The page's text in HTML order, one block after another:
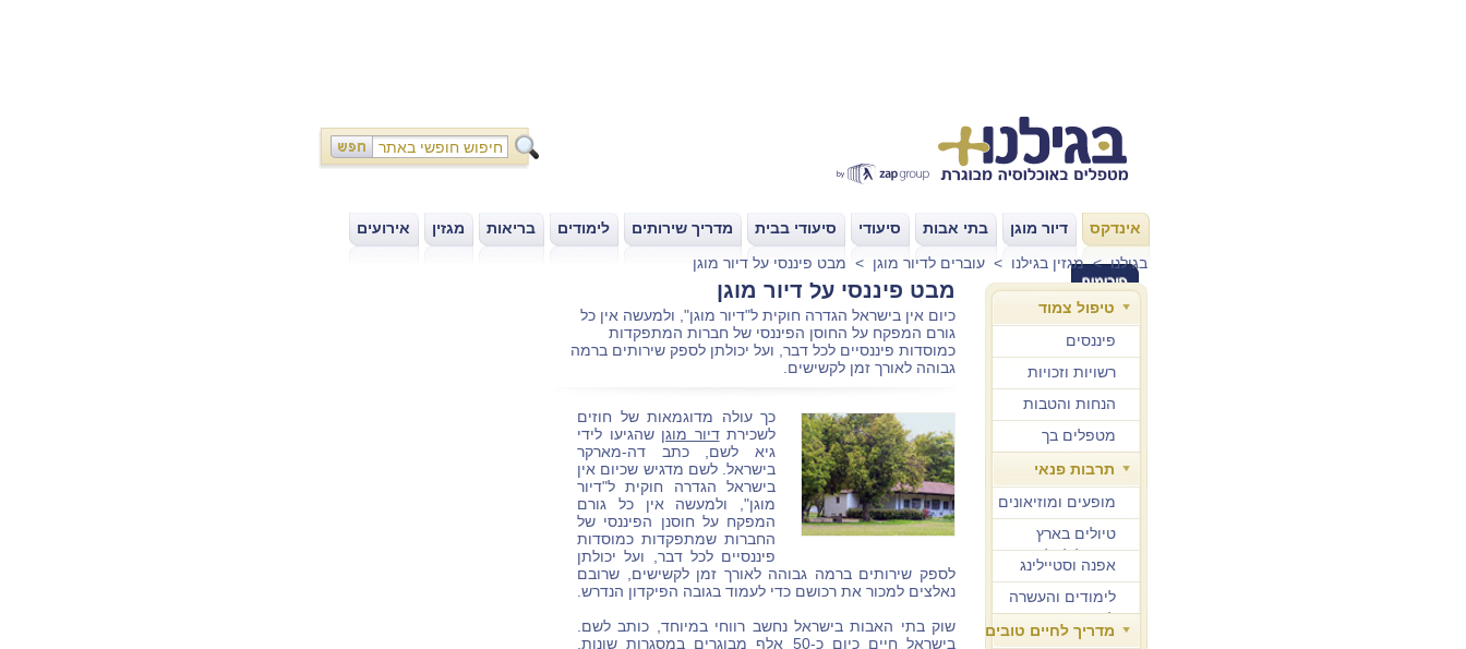
אינדקס דיור מוגן בתי אבות סיעודי סיעודי בבית מדריך שירותים לימודים בריאות מגזין
אירועים
בגילנו>מגזין בגילנו > עוברים לדיור מוגן > מבט פיננסי על דיור מוגן
טיפול צמוד
פיננסים
רשויות וזכויות
הנחות והטבות
מטפלים בך
תרבות פנאי
מופעים ומוזיאונים
טיולים בארץ
ובחו"ל לגיל הזהב
אפנה וסטיילינג
לימודים והעשרה
למבוגרים
מדריך לחיים טובים
מבט פיננסי על דיור מוגן
כיום אין בישראל הגדרה חוקית ל"דיור מוגן", ולמעשה אין כל
גורם המפקח על החוסן הפיננסי של חברות המתפקדות
כמוסדות פיננסיים לכל דבר, ועל יכולתן לספק שירותים ברמה
גבוהה לאורך זמן לקשישים.
כך עולה מדוגמאות של חוזים
לשכירתדיור מוגן שהגיעו לידי
גיא לשם, כתב דה-מארקר
בישראל. לשם מדגיש שכיום אין
בישראל הגדרה חוקית ל"דיור
מוגן", ולמעשה אין כל גורם
המפקח על חוסנן הפיננסי של
החברות שמתפקדות כמוסדות
פיננסיים לכל דבר, ועל יכולתן
לספק שירותים ברמה גבוהה לאורך זמן לקשישים, שרובם
נאלצים למכור את רכושם כדי לעמוד בגובה הפיקדון הנדרש.
שוק בתי האבות בישראל נחשב רווחי במיוחד, כותב לשם.
בישראל חיים כיום כ-50 אלף מבוגרים במסגרות שונות,